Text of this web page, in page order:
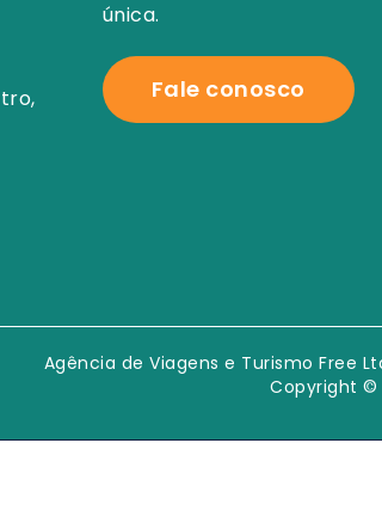
única.
Fale conosco
Agência de Viagens e Turismo Free
Copyright ©